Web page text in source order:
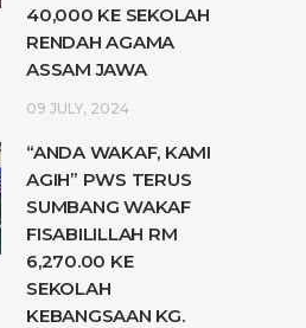
40,000 KE SEKOLAH
RENDAH AGAMA
ASSAM JAWA
09 JULY, 2024
“ANDA WAKAF, KAMI
AGIH” PWS TERUS
SUMBANG WAKAF
FISABILILLAH RM
6,270.00 KE
SEKOLAH
KEBANGSAAN KG.